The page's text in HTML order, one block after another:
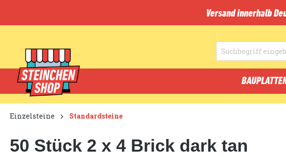
Versand innerhalb
Einzelsteine Standardsteine
50 Stück 2 x 4 Brick dark tan